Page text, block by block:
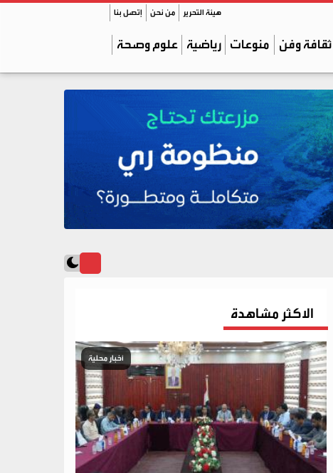
هيئة التحرير من نحن إتصل بنا
ثقافة وفن منوعات رياضية علوم وصحة
الاكثر مشاهدة
أخبار محلية